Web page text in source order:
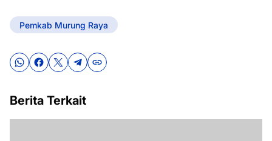
Pemkab Murung Raya
Berita Terkait